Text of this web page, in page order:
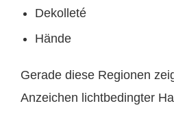
Dekolleté
Hände
Gerade diese Regionen
Anzeichen lichtbedingter